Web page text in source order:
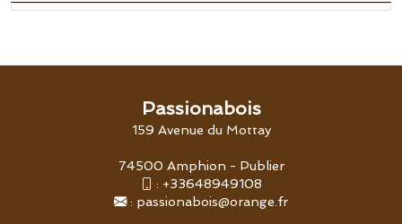
Passionabois
159 Avenue du Mottay
74500 Amphion - Publier
: +33648949108
: passionabois@orange.fr